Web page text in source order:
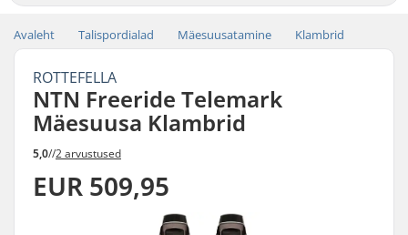
Avaleht Talispordialad Mäesuusatamine Klambrid
ROTTEFELLA
NTN Freeride Telemark
Mäesuusa Klambrid
5,0//2 arvustused
EUR 509,95